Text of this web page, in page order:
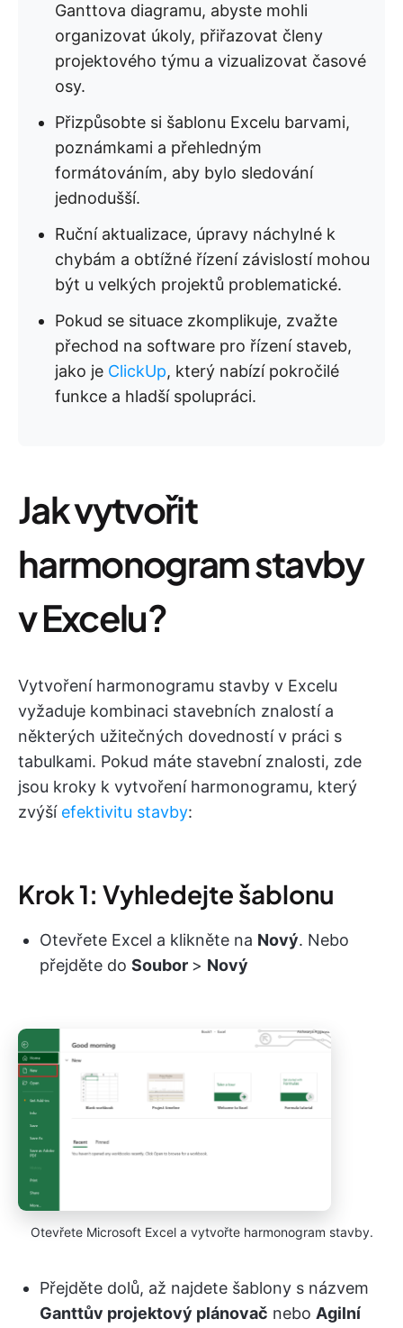
Ganttova diagramu, abyste mohli
organizovat úkoly, přiřazovat členy
projektového týmu a vizualizovat časové
osy.
Přizpůsobte si šablonu Excelu barvami,
poznámkami a přehledným
formátováním, aby bylo sledování
jednodušší.
Ruční aktualizace, úpravy náchylné k
chybám a obtížné řízení závislostí mohou
být u velkých projektů problematické.
Pokud se situace zkomplikuje, zvažte
přechod na software pro řízení staveb,
jako je ClickUp, který nabízí pokročilé
funkce a hladší spolupráci.
Jak vytvořit
harmonogram stavby
v Excelu?
Vytvoření harmonogramu stavby v Excelu
vyžaduje kombinaci stavebních znalostí a
některých užitečných dovedností v práci s
tabulkami. Pokud máte stavební znalosti, zde
jsou kroky k vytvoření harmonogramu, který
zvýší efektivitu stavby:
Krok 1: Vyhledejte šablonu
Otevřete Excel a klikněte na Nový. Nebo
přejděte do Soubor > Nový
Otevřete Microsoft Excel a vytvořte harmonogram stavby.
Přejděte dolů, až najdete šablony s názvem
Ganttův projektový plánovač nebo Agilní